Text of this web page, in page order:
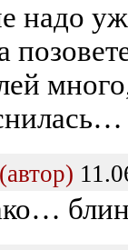
надо
(автор)